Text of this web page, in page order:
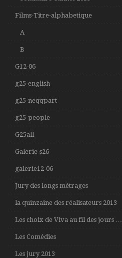
Films-Titre-alphabetique
A
B
G12-06
g25-english
g25-neqqpart
g25-people
G25all
Galerie-s26
galerie12-06
Jury des longs métrages
la quinzaine des réalisateurs 2013
Les choix de Viva au fil des jours …
Les Comédies
Les jury 2013